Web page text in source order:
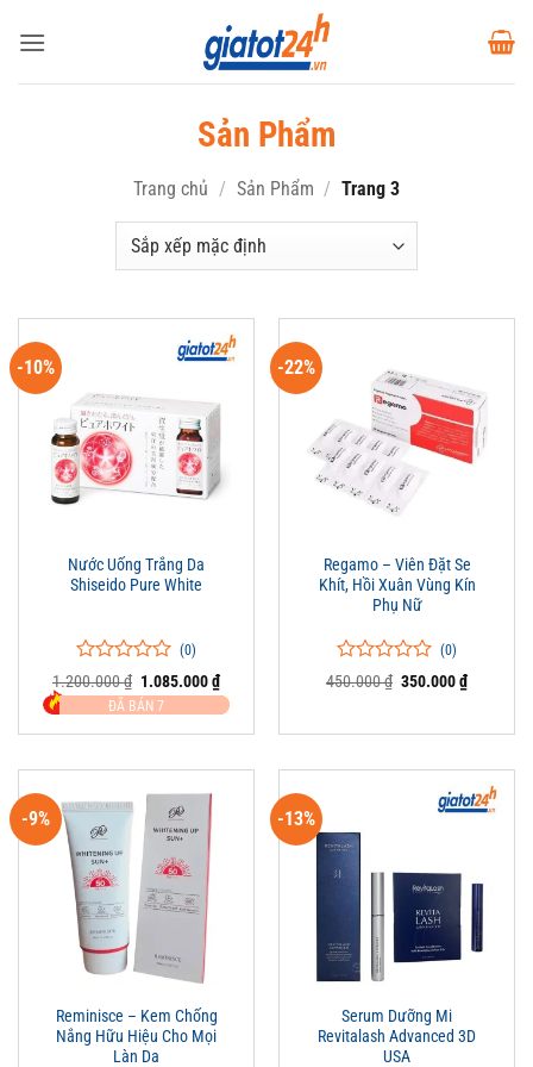
qua
Sản Phẩm
Trang chủ / Sản Phẩm / Trang 3
-10%
Nước Uống Trắng Da
Shiseido Pure White
0
trên
5
0
đánh
(0)
1.200.000₫ Giá
gốc
là:
1.085.000₫Giá
hiện
tại
ĐÃ BÁN 7
-22%
Regamo – Viên Đặt Se
Khít, Hồi Xuân Vùng Kín
Phụ Nữ
0
0
đánh
(0)
450.000₫ Giá
350.000₫Giá
hiện
-9%
Reminisce – Kem Chống
Nắng Hữu Hiệu Cho Mọi
Làn Da
-13%
Serum Dưỡng Mi
Revitalash Advanced 3D
USA